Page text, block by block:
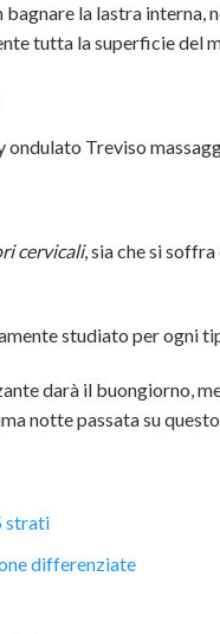
la lastra interna,
tutta la superficie del
ondulato Treviso
cervicali, sia che si soffra
studiato per ogni
darà il buongiorno,
notte passata su
strati
differenziate